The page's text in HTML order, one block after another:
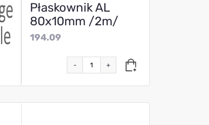
Płaskownik AL
80x10mm /2m/
194.09
- +